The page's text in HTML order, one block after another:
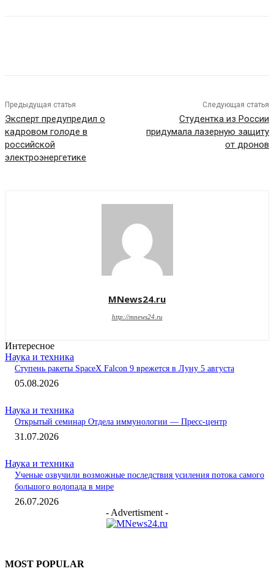
Предыдущая статья
Эксперт предупредил о
кадровом голоде в
российской
электроэнергетике
Следующая статья
Студентка из России
придумала лазерную защиту
от дронов
MNews24.ru
http://mnews24.ru
Интересное
Наука и техника
Ступень ракеты SpaceX Falcon 9 врежется в Луну 5 августа
05.08.2026
Наука и техника
Открытый семинар Отдела иммунологии — Пресс-центр
31.07.2026
Наука и техника
Ученые озвучили возможные последствия усиления потока самого
большого водопада в мире
26.07.2026
- Advertisment -
MOST POPULAR